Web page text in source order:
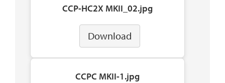
CCP-HC2X MKII_02.jpg
Download
CCPC MKII-1.jpg